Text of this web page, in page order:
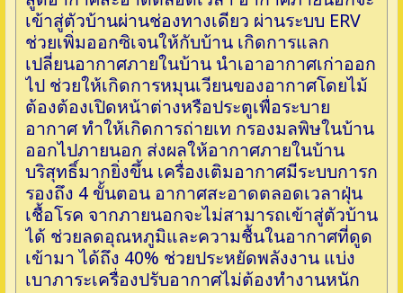
เข้าสู่ตัวบ้านผ่านช่องทางเดียว ผ่านระบบ ERV
ช่วยเพิ่มออกซิเจนให้กับบ้าน เกิดการแลก
เปลี่ยนอากาศภายในบ้าน นำเอาอากาศเก่าออก
ไป ช่วยให้เกิดการหมุนเวียนของอากาศโดยไม้
ต้องต้องเปิดหน้าต่างหรือประตูเพื่อระบาย
อากาศ ทำให้เกิดการถ่ายเท กรองมลพิษในบ้าน
ออกไปภายนอก ส่งผลให้อากาศภายในบ้าน
บริสุทธิ์มากยิ่งขึ้น เครื่องเติมอากาศมีระบบการก
รองถึง 4 ขั้นตอน อากาศสะอาดตลอดเวลาฝุ่น
เชื้อโรค จากภายนอกจะไม่สามารถเข้าสู่ตัวบ้าน
ได้ ช่วยลดอุณหภูมิและความชื้นในอากาศที่ดูด
เข้ามา ได้ถึง 40% ช่วยประหยัดพลังงาน แบ่ง
เบาภาระเครื่องปรับอากาศไม่ต้องทำงานหนัก